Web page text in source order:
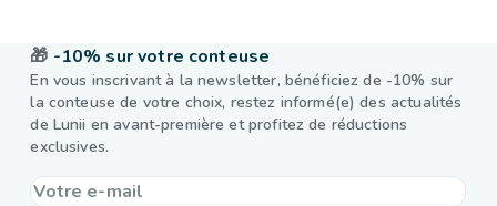
🎁 -10% sur votre conteuse
En vous inscrivant à la newsletter, bénéficiez de -10% sur
la conteuse de votre choix, restez informé(e) des actualités
de Lunii en avant-première et profitez de réductions
exclusives.